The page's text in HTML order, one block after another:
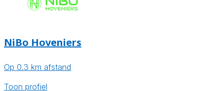
NiBo Hoveniers
Op 0.3 km afstand
Toon profiel